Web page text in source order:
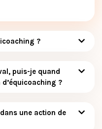
?
puis-je quand
?
une action de